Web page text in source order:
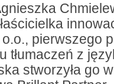
pierwszego
tłumaczeń z
stworzyła go